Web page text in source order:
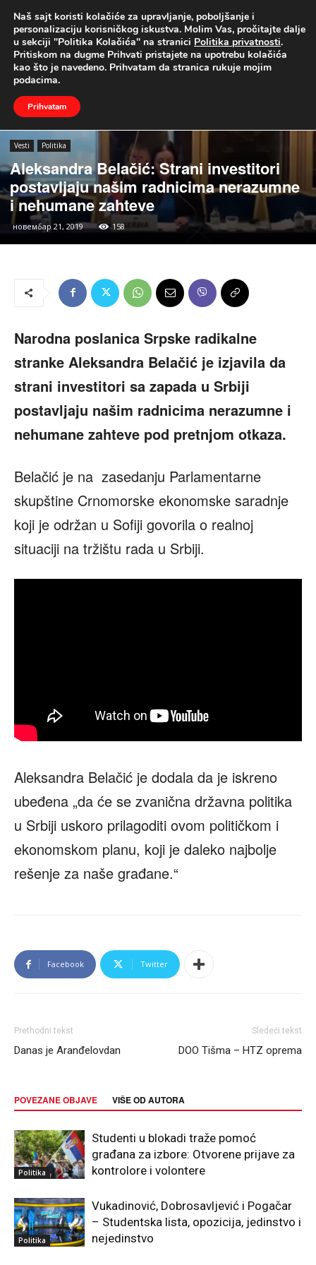
UŽIVO
Naslovna Vesti Politika
Vesti Politika
Aleksandra Belačić: Strani investitori
postavljaju našim radnicima nerazumne
i nehumane zahteve
новембар 21, 2019 158
Narodna poslanica Srpske radikalne
stranke Aleksandra Belačić je izjavila da
strani investitori sa zapada u Srbiji
postavljaju našim radnicima nerazumne i
nehumane zahteve pod pretnjom otkaza.
Belačić je na zasedanju Parlamentarne
skupštine Crnomorske ekonomske saradnje
koji je održan u Sofiji govorila o realnoj
situaciji na tržištu rada u Srbiji.
Aleksandra Belačić je dodala da je iskreno
ubeđena „da će se zvanična državna politika
u Srbiji uskoro prilagoditi ovom političkom i
ekonomskom planu, koji je daleko najbolje
rešenje za naše građane.“
Facebook Twitter
Prethodni tekst
Danas je Aranđelovdan
Sledeći tekst
DOO Tišma – HTZ oprema
POVEZANE OBJAVE VIŠE OD AUTORA
Politika
Studenti u blokadi traže pomoć
građana za izbore: Otvorene prijave za
kontrolore i volontere
Politika
Vukadinović, Dobrosavljević i Pogačar
– Studentska lista, opozicija, jedinstvo i
nejedinstvo
Naš sajt koristi kolačiće za upravljanje, poboljšanje i
personalizaciju korisničkog iskustva. Molim Vas, pročitajte dalje
u sekciji "Politika Kolačića" na stranici Politika privatnosti.
Pritiskom na dugme Prihvati pristajete na upotrebu kolačića
kao što je navedeno. Prihvatam da stranica rukuje mojim
podacima.
Prihvatam